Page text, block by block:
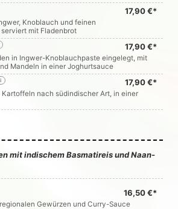
17,90 €*
Knoblauch und feinen
mit Fladenbrot
17,90 €*
in Ingwer-Knoblauchpaste eingelegt, mit
Mandeln in einer Joghurtsauce
17,90 €*
i
Kartoffeln nach südindischer Art, in einer
mit indischem Basmatireis und Naan-
16,50 €*
Gewürzen und Curry-Sauce